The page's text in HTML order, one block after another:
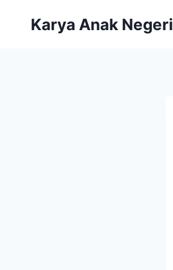
Karya Anak Negeri